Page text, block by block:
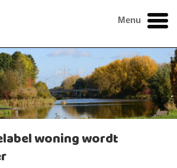
Menu
woning wordt